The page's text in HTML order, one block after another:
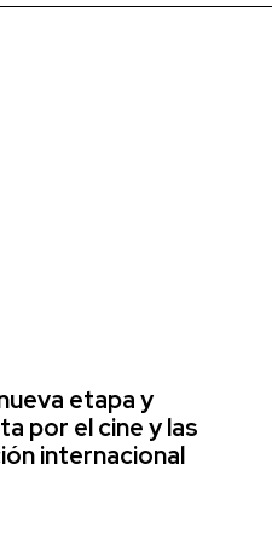
etapa y
por el cine y las
internacional